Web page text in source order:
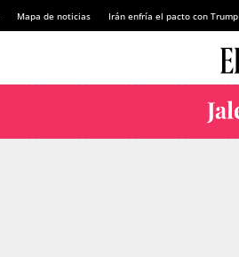
Mapa de noticias Irán enfría el pacto con Trump